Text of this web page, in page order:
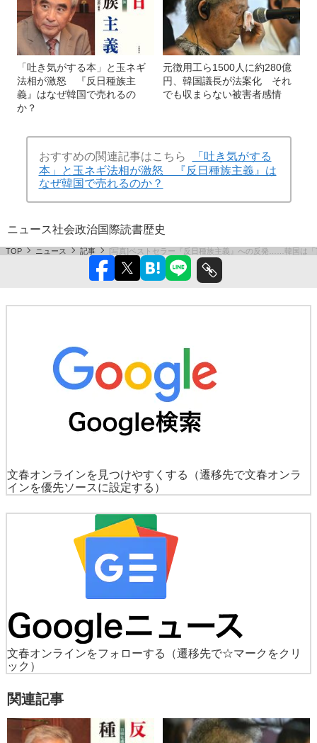
「吐き気がする本」と玉ネギ
法相が激怒 『反日種族主
義』はなぜ韓国で売れるの
か？
元徴用工ら1500人に約280億
円、韓国議長が法案化 それ
でも収まらない被害者感情
おすすめの関連記事はこちら
「吐き気がする
本」と玉ネギ法相が激怒 『反日種族主義』は
なぜ韓国で売れるのか？
ニュース社会政治国際読書歴史
TOP ニュース 記事 [写真]ベストセラー『反日種族主義』への反発……韓国は
文春オンラインを見つけやすくする
（遷移先で文春オンラ
インを優先ソースに設定する）
文春オンラインをフォローする
（遷移先で☆マークをクリ
ック）
関連記事